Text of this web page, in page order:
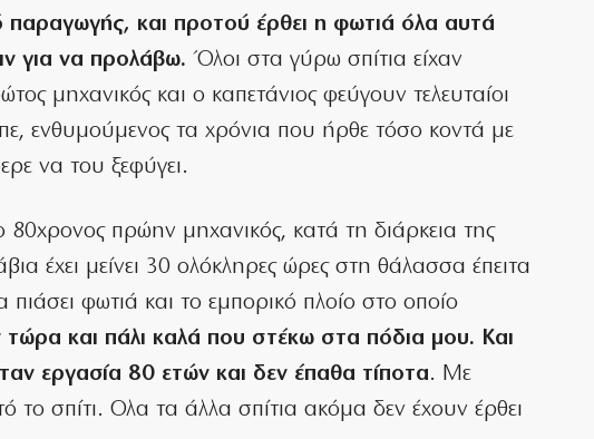
παραγωγής, και προτού έρθει η φωτιά όλα αυτά
για να προλάβω. Όλοι στα γύρω σπίτια είχαν
μηχανικός και ο καπετάνιος φεύγουν τελευταίοι
ενθυμούμενος τα χρόνια που ήρθε τόσο κοντά με
να του ξεφύγει.
πρώην μηχανικός, κατά τη διάρκεια της
έχει μείνει 30 ολόκληρες ώρες στη θάλασσα έπειτα
πιάσει φωτιά και το εμπορικό πλοίο στο οποίο
τώρα και πάλι καλά που στέκω στα πόδια μου. Και
εργασία 80 ετών και δεν έπαθα τίποτα. Με
το σπίτι. Ολα τα άλλα σπίτια ακόμα δεν έχουν έρθει